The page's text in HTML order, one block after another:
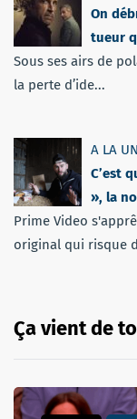
On
tueur
Sous ses airs de
la perte d’ide...
A LA
C’est
», la
Prime Video
original qui risque
Ça vient de